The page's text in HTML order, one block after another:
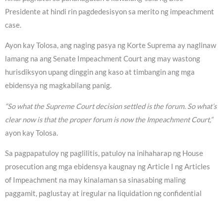
Presidente at hindi rin pagdedesisyon sa merito ng impeachment
case.
Ayon kay Tolosa, ang naging pasya ng Korte Suprema ay naglinaw
lamang na ang Senate Impeachment Court ang may wastong
hurisdiksyon upang dinggin ang kaso at timbangin ang mga
ebidensya ng magkabilang panig.
“So what the Supreme Court decision settled is the forum. So what’s
clear now is that the proper forum is now the Impeachment Court,”
ayon kay Tolosa.
Sa pagpapatuloy ng paglilitis, patuloy na inihaharap ng House
prosecution ang mga ebidensya kaugnay ng Article I ng Articles
of Impeachment na may kinalaman sa sinasabing maling
paggamit, paglustay at iregular na liquidation ng confidential